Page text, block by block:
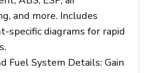
and more. Includes
specific diagrams for rapid
Fuel System Details: Gain